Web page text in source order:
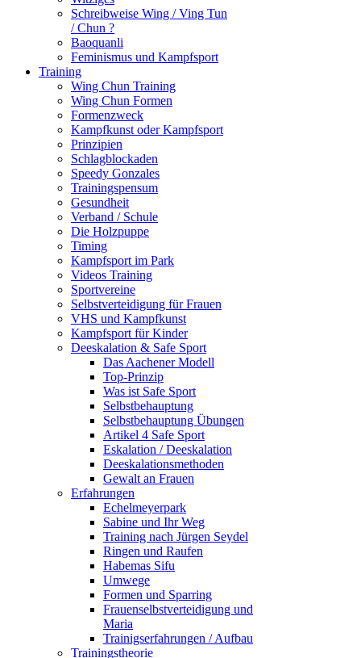
Schreibweise Wing / Ving Tun
/ Chun ?
Baoquanli
Feminismus und Kampfsport
Training
Wing Chun Training
Wing Chun Formen
Formenzweck
Kampfkunst oder Kampfsport
Prinzipien
Schlagblockaden
Speedy Gonzales
Trainingspensum
Gesundheit
Verband / Schule
Die Holzpuppe
Timing
Kampfsport im Park
Videos Training
Sportvereine
Selbstverteidigung für Frauen
VHS und Kampfkunst
Kampfsport für Kinder
Deeskalation & Safe Sport
Das Aachener Modell
Top-Prinzip
Was ist Safe Sport
Selbstbehauptung
Selbstbehauptung Übungen
Artikel 4 Safe Sport
Eskalation / Deeskalation
Deeskalationsmethoden
Gewalt an Frauen
Erfahrungen
Echelmeyerpark
Sabine und Ihr Weg
Training nach Jürgen Seydel
Ringen und Raufen
Habemas Sifu
Umwege
Formen und Sparring
Frauenselbstverteidigung und
Maria
Trainigserfahrungen / Aufbau
Trainingstheorie